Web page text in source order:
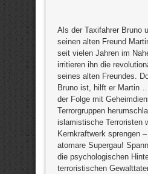
Als der Taxifahrer Bruno
seinen alten Freund
seit vielen Jahren im
irritieren ihn die
seines alten Freundes.
Bruno ist, hilft er Martin
der Folge mit
Terrorgruppen
islamistische Terroristen
Kernkraftwerk sprengen
atomare Supergau!
die psychologischen
terroristischen